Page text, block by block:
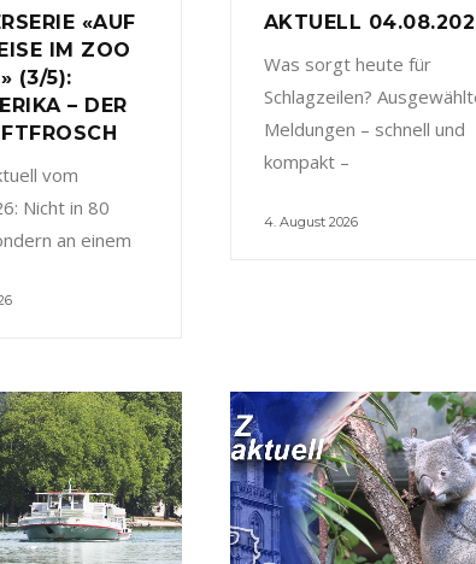
«AUF
IM ZOO
(3/5):
– DER
vom
Nicht in 80
an einem
AKTUELL
Was sorgt heute für
Schlagzeilen?
Meldungen – schnell und
kompakt –
4. August 2026